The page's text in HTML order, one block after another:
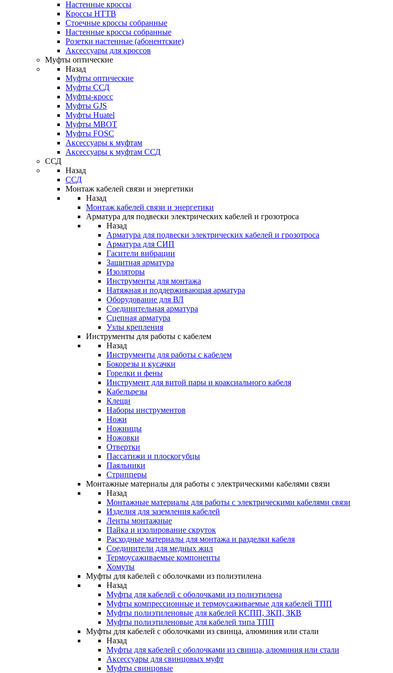
Настенные кроссы
Кроссы HTTB
Стоечные кроссы собранные
Настенные кроссы собранные
Розетки настенные (абонентские)
Аксессуары для кроссов
Муфты оптические
Назад
Муфты оптические
Муфты ССД
Муфты-кросс
Муфты GJS
Муфты Huatel
Муфты МВОТ
Муфты FOSC
Аксессуары к муфтам
Аксессуары к муфтам ССД
ССД
Назад
ССД
Монтаж кабелей связи и энергетики
Назад
Монтаж кабелей связи и энергетики
Арматура для подвески электрических кабелей и грозотроса
Назад
Арматура для подвески электрических кабелей и грозотроса
Арматура для СИП
Гасители вибрации
Защитная арматура
Изоляторы
Инструменты для монтажа
Натяжная и поддерживающая арматура
Оборудование для ВЛ
Соединительная арматура
Сцепная арматура
Узлы крепления
Инструменты для работы с кабелем
Назад
Инструменты для работы с кабелем
Бокорезы и кусачки
Горелки и фены
Инструмент для витой пары и коаксиального кабеля
Кабельрезы
Клещи
Наборы инструментов
Ножи
Ножницы
Ножовки
Отвертки
Пассатижи и плоскогубцы
Паяльники
Стрипперы
Монтажные материалы для работы с электрическими кабелями связи
Назад
Монтажные материалы для работы с электрическими кабелями связи
Изделия для заземления кабелей
Ленты монтажные
Пайка и изолирование скруток
Расходные материалы для монтажа и разделки кабеля
Соединители для медных жил
Термоусаживаемые компоненты
Хомуты
Муфты для кабелей с оболочками из полиэтилена
Назад
Муфты для кабелей с оболочками из полиэтилена
Муфты компрессионные и термоусаживаемые для кабелей ТПП
Муфты полиэтиленовые для кабелей КСПП, ЗКП, ЗКВ
Муфты полиэтиленовые для кабелей типа ТПП
Муфты для кабелей с оболочками из свинца, алюминия или стали
Назад
Муфты для кабелей с оболочками из свинца, алюминия или стали
Аксессуары для свинцовых муфт
Муфты свинцовые